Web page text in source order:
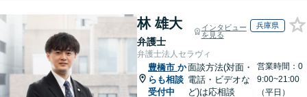
林 雄大
弁護士
インタビュー
を見る
兵庫県
弁護士法人セラヴィ
豊橋市 か
らも相談
受付中
面談方法(対面・
電話・ビデオな
ど)は応相談
営業時間：0
9:00~21:00
（平日）